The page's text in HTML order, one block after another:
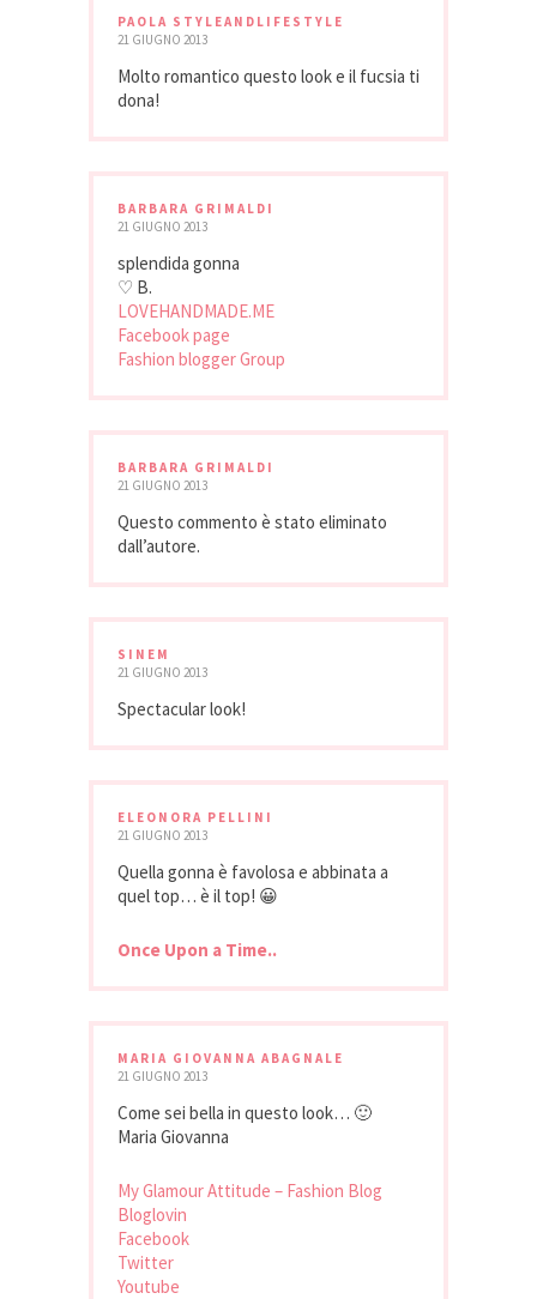
PAOLA STYLEANDLIFESTYLE
21 GIUGNO 2013
Molto romantico questo look e il fucsia ti
dona!
BARBARA GRIMALDI
21 GIUGNO 2013
splendida gonna
♡ B.
LOVEHANDMADE.ME
Facebook page
Fashion blogger Group
BARBARA GRIMALDI
21 GIUGNO 2013
Questo commento è stato eliminato
dall’autore.
SINEM
21 GIUGNO 2013
Spectacular look!
ELEONORA PELLINI
21 GIUGNO 2013
Quella gonna è favolosa e abbinata a
quel top… è il top! 😀
Once Upon a Time..
MARIA GIOVANNA ABAGNALE
21 GIUGNO 2013
Come sei bella in questo look… 🙂
Maria Giovanna
My Glamour Attitude – Fashion Blog
Bloglovin
Facebook
Twitter
Youtube